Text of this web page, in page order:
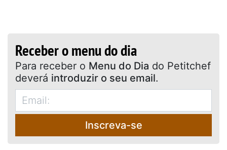
Receber o menu do dia
Para receber o Menu do Dia do Petitchef
deverá introduzir o seu email.
Inscreva-se